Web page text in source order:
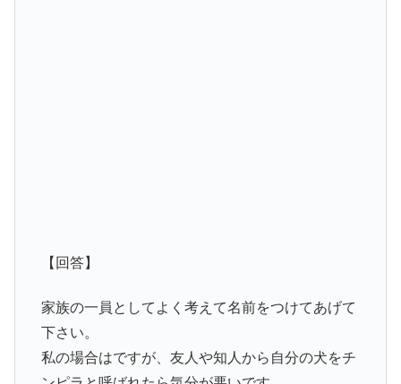
【回答】
家族の一員としてよく考えて名前をつけてあげて
下さい。
私の場合はですが、友人や知人から自分の犬をチ